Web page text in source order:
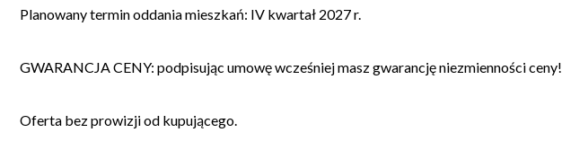
Planowany termin oddania mieszkań: IV kwartał 2027 r.
GWARANCJA CENY: podpisując umowę wcześniej masz gwarancję niezmienności ceny!
Oferta bez prowizji od kupującego.